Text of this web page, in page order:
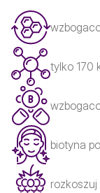
tylko 170
biotyna